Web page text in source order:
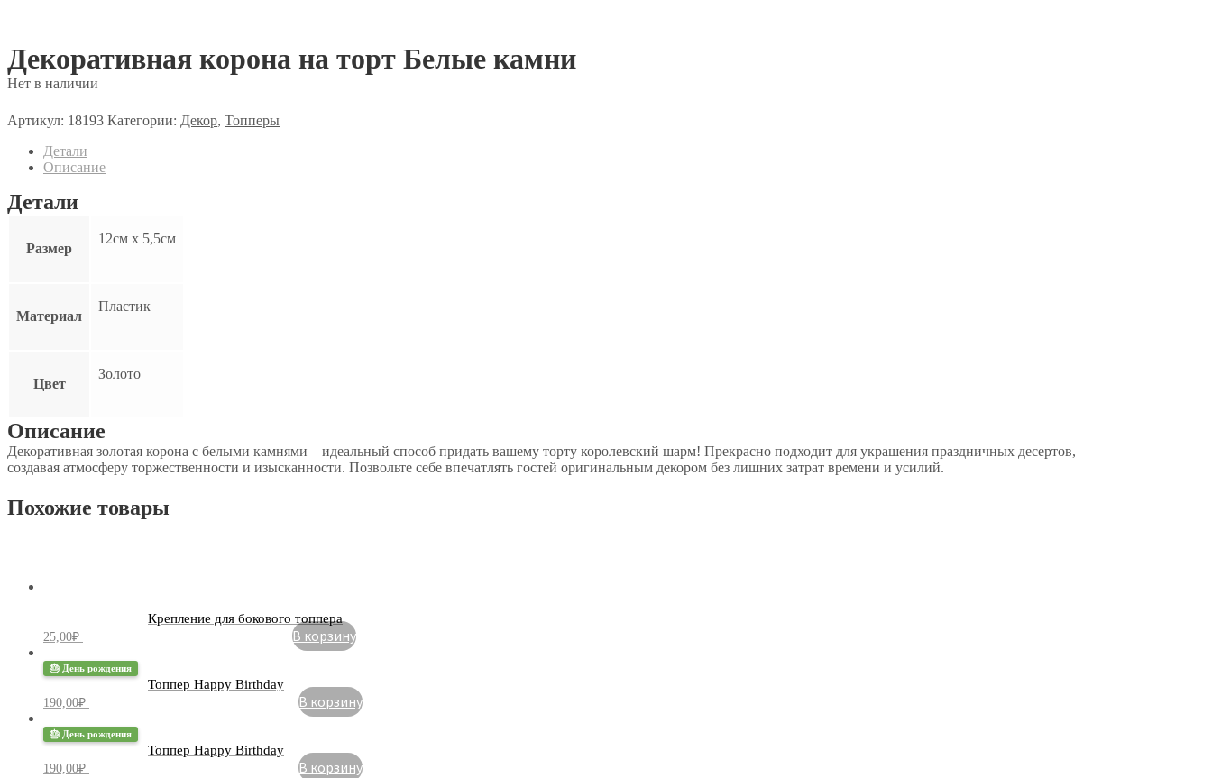
Декоративная корона на торт Белые камни
Нет в наличии
Артикул: 18193 Категории: Декор, Топперы
Детали
Описание
Детали
Размер
12см х 5,5см
Материал
Пластик
Цвет
Золото
Описание
Декоративная золотая корона с белыми камнями – идеальный способ придать вашему торту королевский шарм! Прекрасно подходит для украшения праздничных десертов,
создавая атмосферу торжественности и изысканности. Позвольте себе впечатлять гостей оригинальным декором без лишних затрат времени и усилий.
Похожие товары
Крепление для бокового топпера
25,00₽ В корзину
🎂 День рождения
Топпер Happy Birthday
190,00₽ В корзину
🎂 День рождения
Топпер Happy Birthday
190,00₽ В корзину